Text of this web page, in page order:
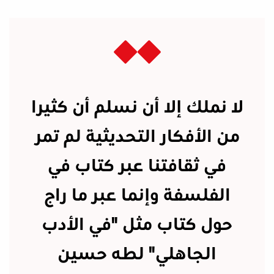
لا نملك إلا أن نسلم أن كثيرا
من الأفكار التحديثية لم تمر
في ثقافتنا عبر كتاب في
الفلسفة وإنما عبر ما راج
حول كتاب مثل "في الأدب
الجاهلي" لطه حسين